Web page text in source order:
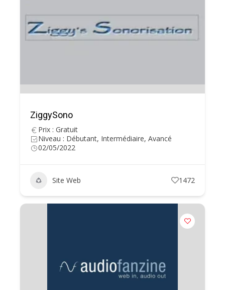
ZiggySono
Prix : Gratuit
Niveau : Débutant, Intermédiaire, Avancé
02/05/2022
Site Web 1472